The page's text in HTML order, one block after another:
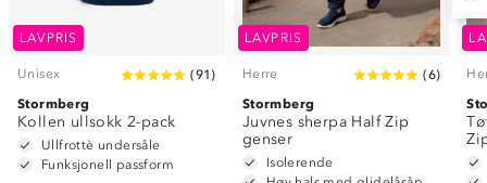
LAVPRIS
Unisex (91 )
Stormberg
Kollen ullsokk 2-pack
Ullfrottè undersåle
Funksjonell passform
LAVPRIS
Herre (6)
Stormberg
Juvnes sherpa Half Zip
genser
Isolerende